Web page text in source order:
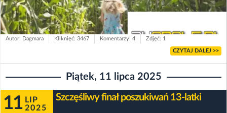
Autor: Dagmara Kliknięć: 3467 Komentarzy: 4 Zdjęć: 1
CZYTAJ DALEJ >>
Piątek, 11 lipca 2025
11 LIP
2025
Szczęśliwy finał poszukiwań 13-latki